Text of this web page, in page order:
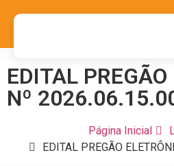
EDITAL
Nº
Página Inicial
EDITAL PREGÃO